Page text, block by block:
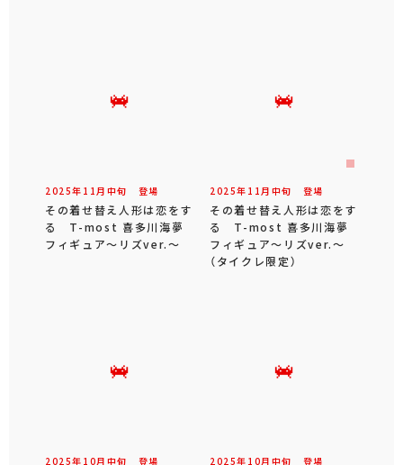
2025年 11 月 中旬 登場
その着せ替え人形は恋をす
る T-most 喜多川海夢
フィギュア～リズver.～
2025年 11 月 中旬 登場
その着せ替え人形は恋をす
る T-most 喜多川海夢
フィギュア～リズver.～
（タイクレ限定）
2025年 10月 中旬 登場 2025年 10月 中旬 登場